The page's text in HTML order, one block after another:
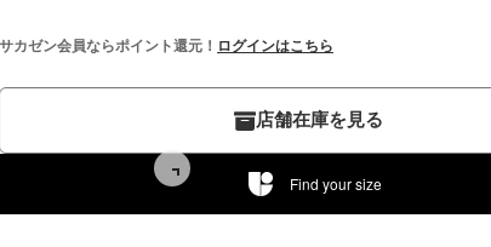
サカゼン会員ならポイント還元！ ログインはこちら
店舗在庫を見る
Find your size